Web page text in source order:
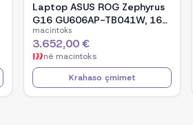
Laptop ASUS ROG Zephyrus
G16 GU606AP-TB041W, 16-
inch OLED, Intel Core Ultra 9
386H, NVIDIA GeForce RTX
5070, 32GB RAM, 1TB SSD,
Windows 11 - Black
macintoks
3.652,00 €
në macintoks
Krahaso çmimet